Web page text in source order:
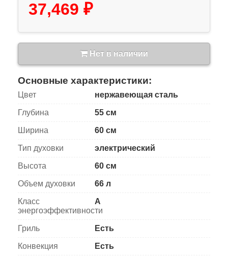
37,469 ₽
Нет в наличии
Основные характеристики:
Цвет нержавеющая сталь
Глубина 55 см
Ширина 60 см
Тип духовки электрический
Высота 60 см
Объем духовки 66 л
Класс
энергоэффективности
A
Гриль Есть
Конвекция Есть